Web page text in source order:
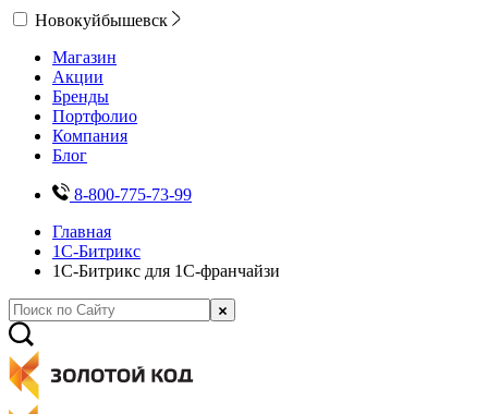
Новокуйбышевск
Магазин
Акции
Бренды
Портфолио
Компания
Блог
8-800-775-73-99
Главная
1С-Битрикс
1С-Битрикс для 1С-франчайзи